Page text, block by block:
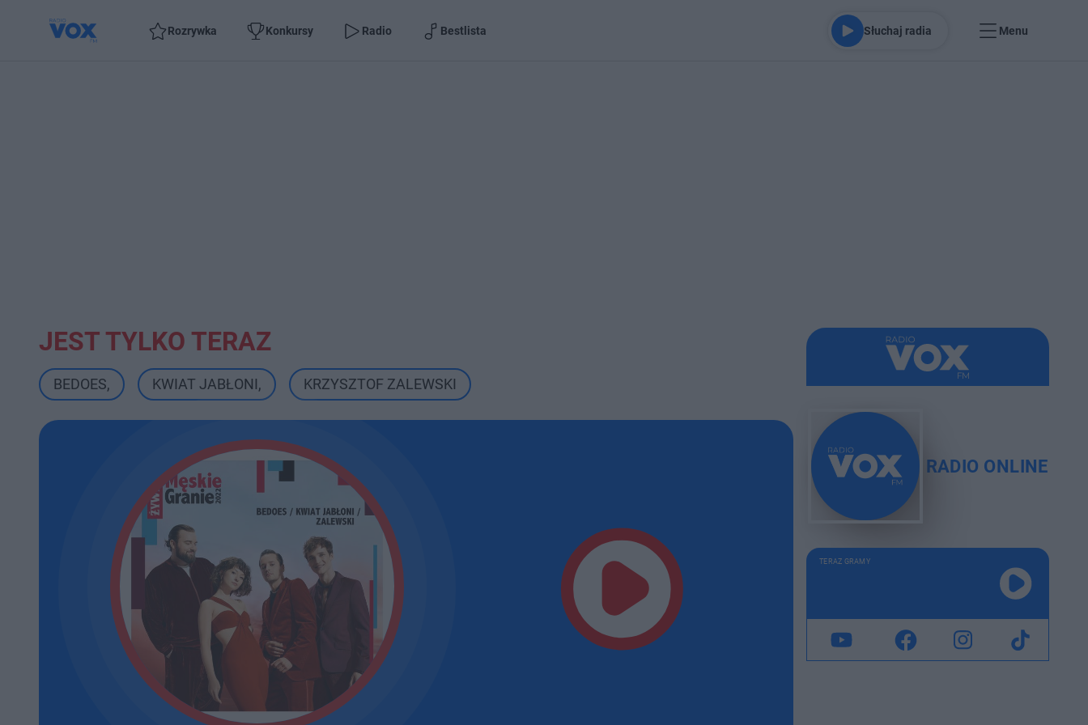
Rozrywka Konkursy Radio Bestlista Słuchaj radia Menu
JEST TYLKO TERAZ
BEDOES, KWIAT JABŁONI, KRZYSZTOF ZALEWSKI
RADIO ONLINE
TERAZ GRAMY